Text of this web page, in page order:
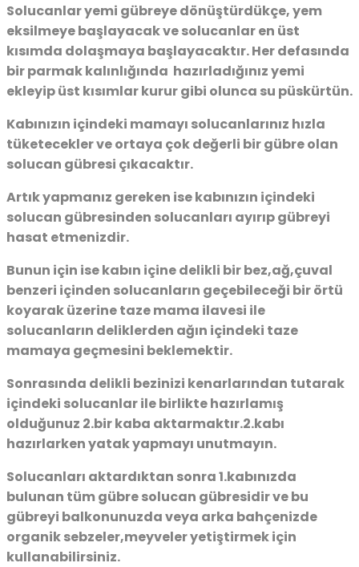
Solucanlar yemi gübreye dönüştürdükçe, yem
eksilmeye başlayacak ve solucanlar en üst
kısımda dolaşmaya başlayacaktır. Her defasında
bir parmak kalınlığında hazırladığınız yemi
ekleyip üst kısımlar kurur gibi olunca su püskürtün.
Kabınızın içindeki mamayı solucanlarınız hızla
tüketecekler ve ortaya çok değerli bir gübre olan
solucan gübresi çıkacaktır.
Artık yapmanız gereken ise kabınızın içindeki
solucan gübresinden solucanları ayırıp gübreyi
hasat etmenizdir.
Bunun için ise kabın içine delikli bir bez,ağ,çuval
benzeri içinden solucanların geçebileceği bir örtü
koyarak üzerine taze mama ilavesi ile
solucanların deliklerden ağın içindeki taze
mamaya geçmesini beklemektir.
Sonrasında delikli bezinizi kenarlarından tutarak
içindeki solucanlar ile birlikte hazırlamış
olduğunuz 2.bir kaba aktarmaktır.2.kabı
hazırlarken yatak yapmayı unutmayın.
Solucanları aktardıktan sonra 1.kabınızda
bulunan tüm gübre solucan gübresidir ve bu
gübreyi balkonunuzda veya arka bahçenizde
organik sebzeler,meyveler yetiştirmek için
kullanabilirsiniz.